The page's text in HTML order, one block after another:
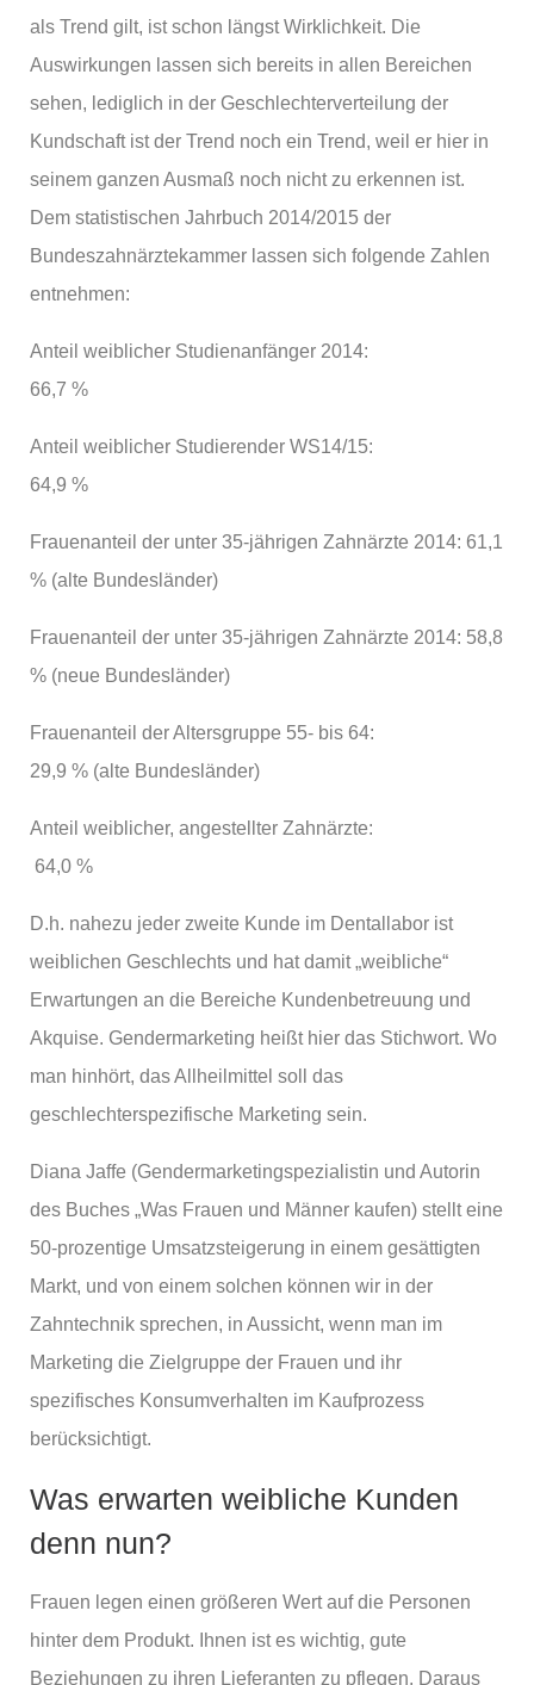
als Trend gilt, ist schon längst Wirklichkeit. Die
Auswirkungen lassen sich bereits in allen Bereichen
sehen, lediglich in der Geschlechterverteilung der
Kundschaft ist der Trend noch ein Trend, weil er hier in
seinem ganzen Ausmaß noch nicht zu erkennen ist.
Dem statistischen Jahrbuch 2014/2015 der
Bundeszahnärztekammer lassen sich folgende Zahlen
entnehmen:
Anteil weiblicher Studienanfänger 2014:
66,7 %
Anteil weiblicher Studierender WS14/15:
64,9 %
Frauenanteil der unter 35-jährigen Zahnärzte 2014: 61,1
% (alte Bundesländer)
Frauenanteil der unter 35-jährigen Zahnärzte 2014: 58,8
% (neue Bundesländer)
Frauenanteil der Altersgruppe 55- bis 64:
29,9 % (alte Bundesländer)
Anteil weiblicher, angestellter Zahnärzte:
64,0 %
D.h. nahezu jeder zweite Kunde im Dentallabor ist
weiblichen Geschlechts und hat damit „weibliche“
Erwartungen an die Bereiche Kundenbetreuung und
Akquise. Gendermarketing heißt hier das Stichwort. Wo
man hinhört, das Allheilmittel soll das
geschlechterspezifische Marketing sein.
Diana Jaffe (Gendermarketingspezialistin und Autorin
des Buches „Was Frauen und Männer kaufen) stellt eine
50-prozentige Umsatzsteigerung in einem gesättigten
Markt, und von einem solchen können wir in der
Zahntechnik sprechen, in Aussicht, wenn man im
Marketing die Zielgruppe der Frauen und ihr
spezifisches Konsumverhalten im Kaufprozess
berücksichtigt.
Was erwarten weibliche Kunden
denn nun?
Frauen legen einen größeren Wert auf die Personen
hinter dem Produkt. Ihnen ist es wichtig, gute
Beziehungen zu ihren Lieferanten zu pflegen. Daraus